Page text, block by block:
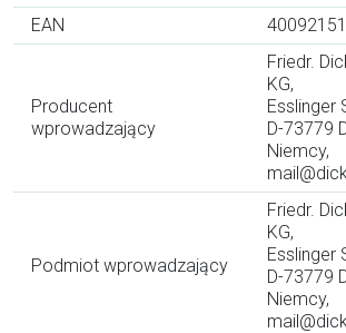
EAN
Producent
wprowadzający
Friedr.
KG,
Esslinger
D-73779
Niemcy,
Podmiot wprowadzający
Friedr.
KG,
Esslinger
D-73779
Niemcy,